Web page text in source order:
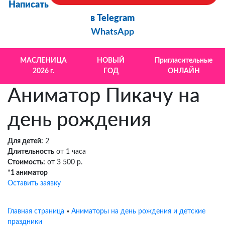
Написать
в Telegram
WhatsApp
МАСЛЕНИЦА
2026 г.
НОВЫЙ
ГОД
Пригласительные
ОНЛАЙН
Аниматор Пикачу на
день рождения
Для детей: 2
Длительность от 1 часа
Стоимость: от 3 500 р.
*1 аниматор
Оставить заявку
Главная страница » Аниматоры на день рождения и детские
праздники